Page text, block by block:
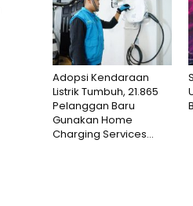
Adopsi Kendaraan
Listrik Tumbuh, 21.865
Pelanggan Baru
Gunakan Home
Charging Services...